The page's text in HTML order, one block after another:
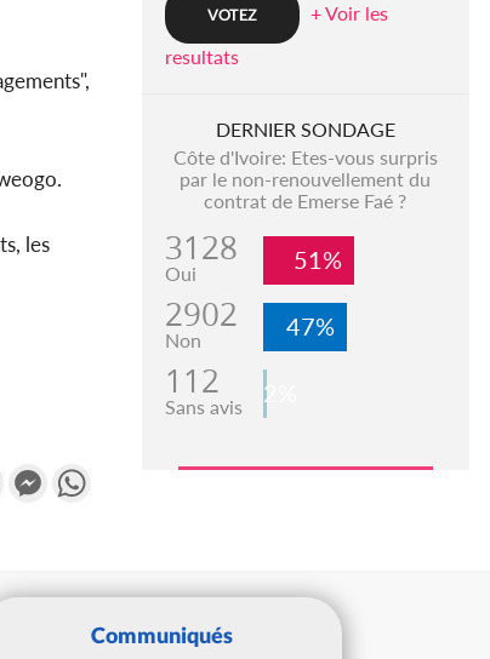
les
Gmail MessengerWhatsApp
+ Voir les
resultats
DERNIER SONDAGE
Côte d'Ivoire: Etes-vous surpris
par le non-renouvellement du
contrat de Emerse Faé ?
3128
Oui 51%
2902
Non 47%
112
Sans avis 2%
Communiqués